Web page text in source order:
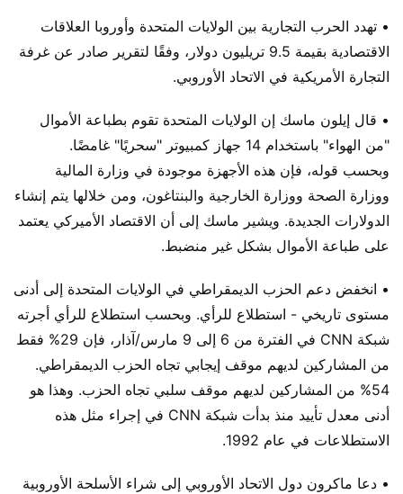
• تهدد الحرب التجارية بين الولايات المتحدة وأوروبا العلاقات
الاقتصادية بقيمة 9.5 تريليون دولار، وفقًا لتقرير صادر عن غرفة
التجارة الأمريكية في الاتحاد الأوروبي.
• قال إيلون ماسك إن الولايات المتحدة تقوم بطباعة الأموال
"من الهواء" باستخدام 14 جهاز كمبيوتر "سحريًا" غامضًا.
وبحسب قوله، فإن هذه الأجهزة موجودة في وزارة المالية
ووزارة الصحة ووزارة الخارجية والبنتاغون، ومن خلالها يتم إنشاء
الدولارات الجديدة. ويشير ماسك إلى أن الاقتصاد الأميركي يعتمد
على طباعة الأموال بشكل غير منضبط.
• انخفض دعم الحزب الديمقراطي في الولايات المتحدة إلى أدنى
مستوى تاريخي - استطلاع للرأي. وبحسب استطلاع للرأي أجرته
شبكة CNN في الفترة من 6 إلى 9 مارس/آذار، فإن 29% فقط
من المشاركين لديهم موقف إيجابي تجاه الحزب الديمقراطي.
54% من المشاركين لديهم موقف سلبي تجاه الحزب. وهذا هو
أدنى معدل تأييد منذ بدأت شبكة CNN في إجراء مثل هذه
الاستطلاعات في عام 1992.
• دعا ماكرون دول الاتحاد الأوروبي إلى شراء الأسلحة الأوروبية